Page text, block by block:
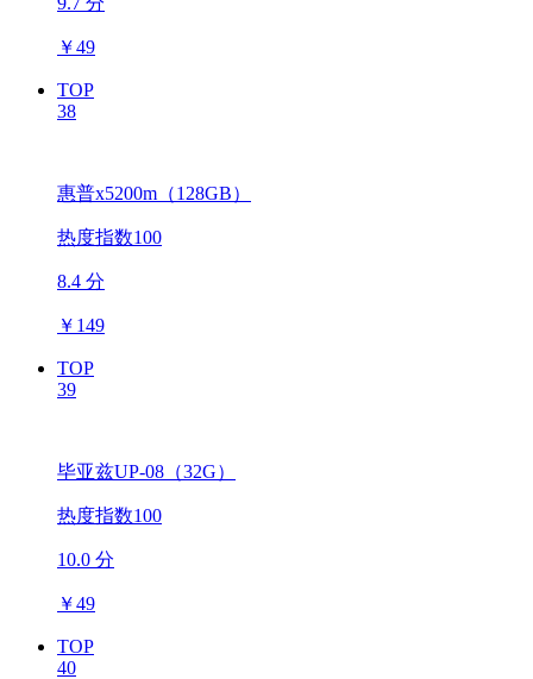
￥49
TOP
38
惠普x5200m（128GB）
热度指数100
8.4 分
￥ 149
TOP
39
毕亚兹UP-08（32G）
热度指数100
10.0 分
￥49
TOP
40